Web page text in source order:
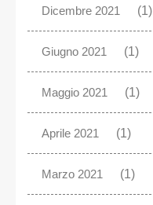
Dicembre 2021 (1)
Giugno 2021 (1)
Maggio 2021 (1)
Aprile 2021 (1)
Marzo 2021 (1)